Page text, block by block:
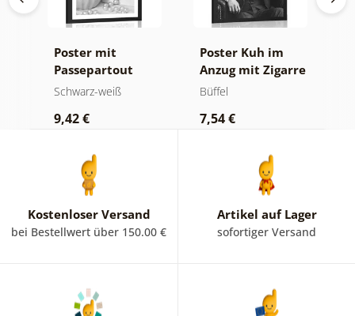
Poster mit
Passepartout
Luxuriöses
Schwarz-Weiß
Schwarz-weiß
9,42 €
Poster Kuh im
Anzug mit Zigarre
und Whiskey
Büffel
7,54 €
Kostenloser Versand
bei Bestellwert über 150.00 €
Artikel auf Lager
sofortiger Versand